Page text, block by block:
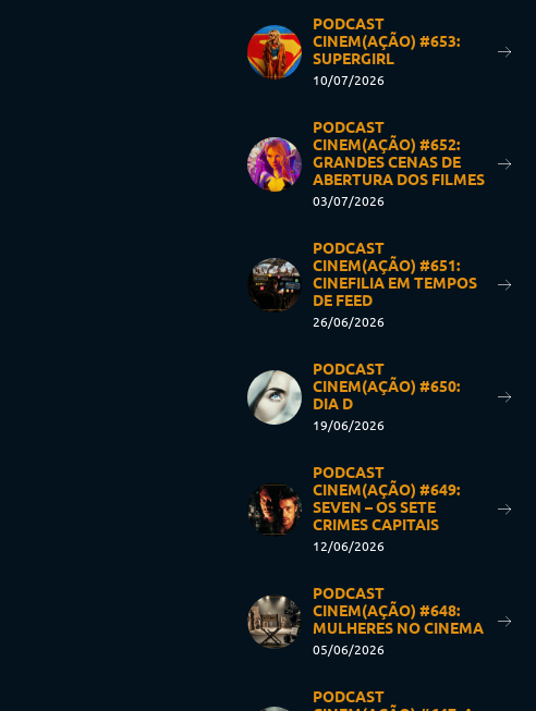
PODCAST
CINEM(AÇÃO) #653:
SUPERGIRL
10/07/2026
PODCAST
CINEM(AÇÃO) #652:
GRANDES CENAS DE
ABERTURA DOS FILMES
03/07/2026
PODCAST
CINEM(AÇÃO) #651:
CINEFILIA EM TEMPOS
DE FEED
26/06/2026
PODCAST
CINEM(AÇÃO) #650:
DIA D
19/06/2026
PODCAST
CINEM(AÇÃO) #649:
SEVEN – OS SETE
CRIMES CAPITAIS
12/06/2026
PODCAST
CINEM(AÇÃO) #648:
MULHERES NO CINEMA
05/06/2026
PODCAST